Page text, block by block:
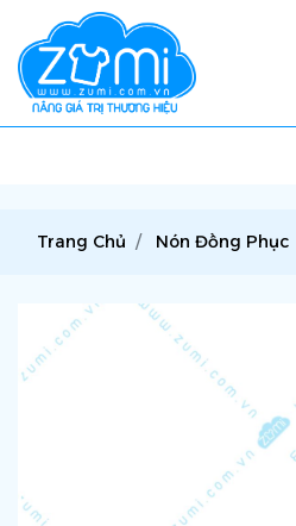
Trang Chủ Nón Đồng Phục